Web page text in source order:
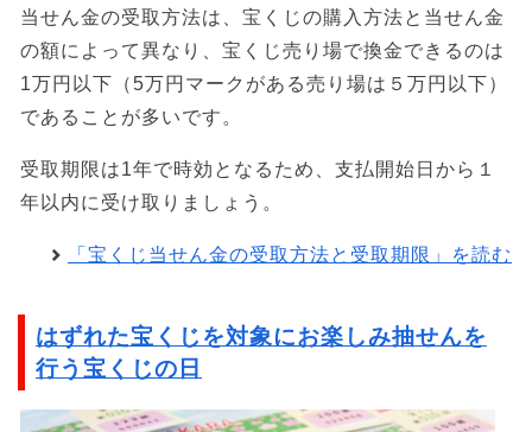
当せん金の受取方法は、宝くじの購入方法と当せん金
の額によって異なり、宝くじ売り場で換金できるのは
1万円以下（5万円マークがある売り場は５万円以下）
であることが多いです。
受取期限は1年で時効となるため、支払開始日から１
年以内に受け取りましょう。
「宝くじ当せん金の受取方法と受取期限」を読む
はずれた宝くじを対象にお楽しみ抽せんを
行う宝くじの日